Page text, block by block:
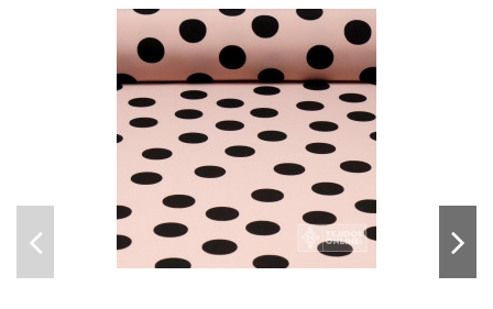
Compra Verificada
Aun no. La utice, sera para un vestido
5/5) BUENA CALIDAD
Teresa Pareja Sánchez 30/04/2022 Telas Crespón Lisos
Compra Verificada
Aun no. La utice, sera para un vestido